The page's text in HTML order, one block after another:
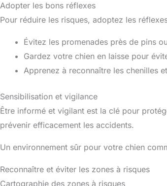
Adopter les bons réflexes
Pour réduire les risques, adoptez les
Évitez les promenades près de pins
Gardez votre chien en laisse pour
Apprenez à reconnaître les chenilles
Sensibilisation et vigilance
Être informé et vigilant est la clé pour
prévenir efficacement les accidents.
Un environnement sûr pour votre chien
Reconnaître et éviter les zones à risques
Cartographie des zones à risques